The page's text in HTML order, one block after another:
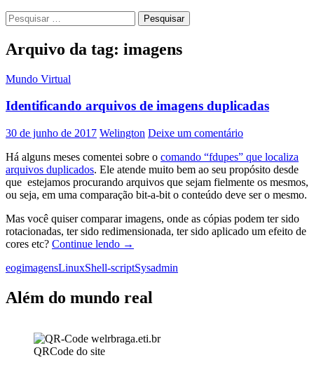
Pesquisar
por:
Arquivo da tag: imagens
Mundo Virtual
Identificando arquivos de imagens duplicadas
30 de junho de 2017 Welington Deixe um comentário
Há alguns meses comentei sobre o comando “fdupes” que localiza
arquivos duplicados. Ele atende muito bem ao seu propósito desde
que estejamos procurando arquivos que sejam fielmente os mesmos,
ou seja, em uma comparação bit-a-bit o conteúdo deve ser o mesmo.
Mas você quiser comparar imagens, onde as cópias podem ter sido
rotacionadas, ter sido redimensionada, ter sido aplicado um efeito de
cores etc? Continue lendo Identificando
de
duplicadas
→
eogimagensLinuxShell-scriptSysadmin
Além do mundo real
QRCode do site